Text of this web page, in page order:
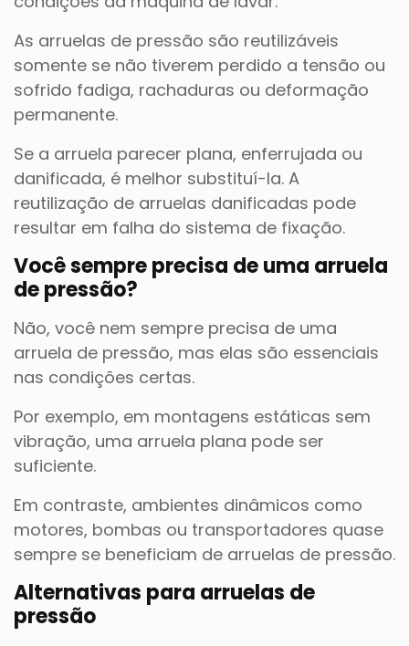
As arruelas de pressão são reutilizáveis
somente se não tiverem perdido a tensão ou
sofrido fadiga, rachaduras ou deformação
permanente.
Se a arruela parecer plana, enferrujada ou
danificada, é melhor substituí-la. A
reutilização de arruelas danificadas pode
resultar em falha do sistema de fixação.
Você sempre precisa de uma arruela
de pressão?
Não, você nem sempre precisa de uma
arruela de pressão, mas elas são essenciais
nas condições certas.
Por exemplo, em montagens estáticas sem
vibração, uma arruela plana pode ser
suficiente.
Em contraste, ambientes dinâmicos como
motores, bombas ou transportadores quase
sempre se beneficiam de arruelas de pressão.
Alternativas para arruelas de
pressão